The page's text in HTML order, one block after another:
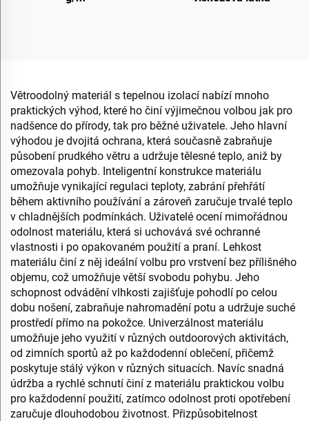
Větroodolný materiál s tepelnou izolací nabízí mnoho
praktických výhod, které ho činí výjimečnou volbou jak pro
nadšence do přírody, tak pro běžné uživatele. Jeho hlavní
výhodou je dvojitá ochrana, která současně zabraňuje
působení prudkého větru a udržuje tělesné teplo, aniž by
omezovala pohyb. Inteligentní konstrukce materiálu
umožňuje vynikající regulaci teploty, zabrání přehřátí
během aktivního používání a zároveň zaručuje trvalé teplo
v chladnějších podmínkách. Uživatelé ocení mimořádnou
odolnost materiálu, která si uchovává své ochranné
vlastnosti i po opakovaném použití a praní. Lehkost
materiálu činí z něj ideální volbu pro vrstvení bez přílišného
objemu, což umožňuje větší svobodu pohybu. Jeho
schopnost odvádění vlhkosti zajišťuje pohodlí po celou
dobu nošení, zabraňuje nahromadění potu a udržuje suché
prostředí přímo na pokožce. Univerzálnost materiálu
umožňuje jeho využití v různých outdoorových aktivitách,
od zimních sportů až po každodenní oblečení, přičemž
poskytuje stálý výkon v různých situacích. Navíc snadná
údržba a rychlé schnutí činí z materiálu praktickou volbu
pro každodenní použití, zatímco odolnost proti opotřebení
zaručuje dlouhodobou životnost. Přizpůsobitelnost